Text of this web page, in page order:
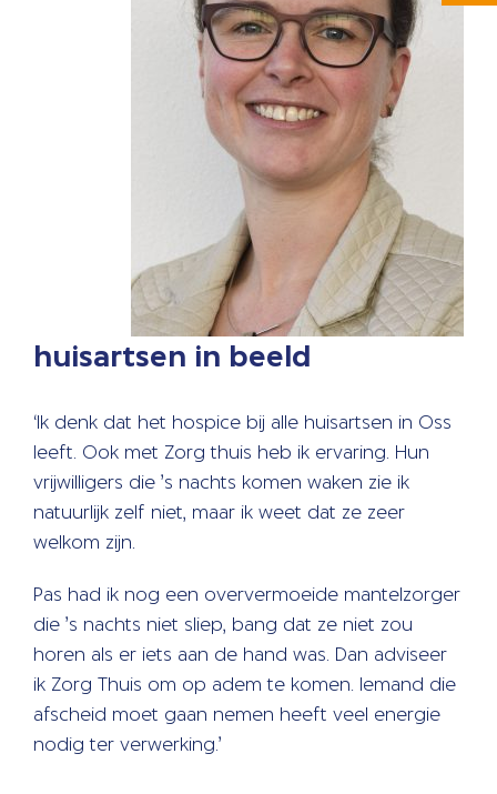
huisartsen in beeld
‘Ik denk dat het hospice bij alle huisartsen in Oss
leeft. Ook met Zorg thuis heb ik ervaring. Hun
vrijwilligers die ’s nachts komen waken zie ik
natuurlijk zelf niet, maar ik weet dat ze zeer
welkom zijn.
Pas had ik nog een oververmoeide mantelzorger
die ’s nachts niet sliep, bang dat ze niet zou
horen als er iets aan de hand was. Dan adviseer
ik Zorg Thuis om op adem te komen. Iemand die
afscheid moet gaan nemen heeft veel energie
nodig ter verwerking.’